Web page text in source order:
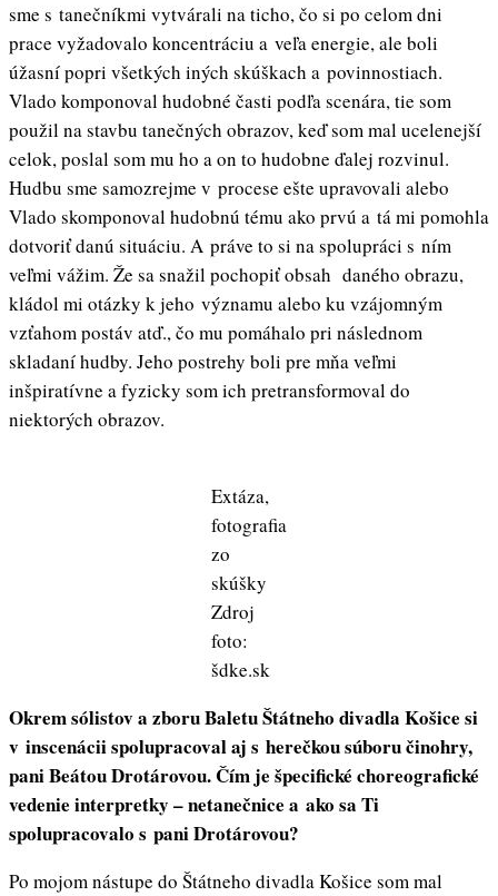
sme s tanečníkmi vytvárali na ticho, čo si po celom dni
prace vyžadovalo koncentráciu a veľa energie, ale boli
úžasní popri všetkých iných skúškach a povinnostiach.
Vlado komponoval hudobné časti podľa scenára, tie som
použil na stavbu tanečných obrazov, keď som mal ucelenejší
celok, poslal som mu ho a on to hudobne ďalej rozvinul.
Hudbu sme samozrejme v procese ešte upravovali alebo
Vlado skomponoval hudobnú tému ako prvú a tá mi pomohla
dotvoriť danú situáciu. A práve to si na spolupráci s ním
veľmi vážim. Že sa snažil pochopiť obsah daného obrazu,
kládol mi otázky k jeho významu alebo ku vzájomným
vzťahom postáv atď., čo mu pomáhalo pri následnom
skladaní hudby. Jeho postrehy boli pre mňa veľmi
inšpiratívne a fyzicky som ich pretransformoval do
niektorých obrazov.
Extáza,
fotografia
zo
skúšky
Zdroj
foto:
šdke.sk
Okrem sólistov a zboru Baletu Štátneho divadla Košice si
v inscenácii spolupracoval aj s herečkou súboru činohry,
pani Beátou Drotárovou. Čím je špecifické choreografické
vedenie interpretky – netanečnice a ako sa Ti
spolupracovalo s pani Drotárovou?
Po mojom nástupe do Štátneho divadla Košice som mal